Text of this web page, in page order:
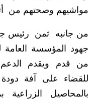
مواشيهم وصحتهم من
من جانبه ثمن رئيس
جهود المؤسسة العامة
من قدم ويقدم الدعم
للقضاء على آفة
بالمحاصيل